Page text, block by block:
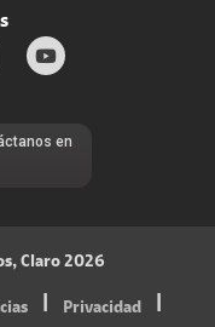
en
Claro 2026
Privacidad